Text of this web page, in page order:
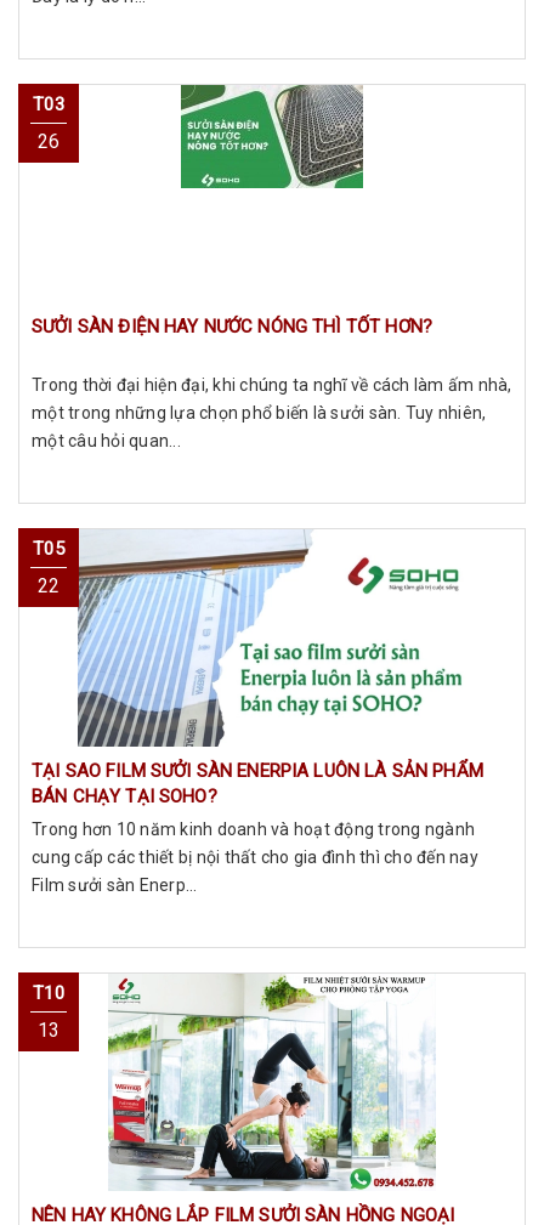
T03
26
SƯỞI SÀN ĐIỆN HAY NƯỚC NÓNG THÌ TỐT HƠN?
Trong thời đại hiện đại, khi chúng ta nghĩ về cách làm ấm nhà,
một trong những lựa chọn phổ biến là sưởi sàn. Tuy nhiên,
một câu hỏi quan...
T05
22
TẠI SAO FILM SƯỞI SÀN ENERPIA LUÔN LÀ SẢN PHẨM
BÁN CHẠY TẠI SOHO?
Trong hơn 10 năm kinh doanh và hoạt động trong ngành
cung cấp các thiết bị nội thất cho gia đình thì cho đến nay
Film sưởi sàn Enerp...
T10
13
NÊN HAY KHÔNG LẮP FILM SƯỞI SÀN HỒNG NGOẠI